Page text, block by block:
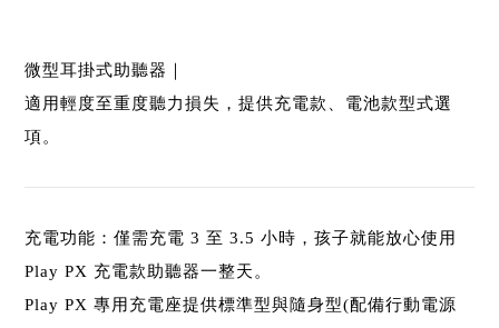
微型耳掛式助聽器｜
適用輕度至重度聽力損失，提供充電款、電池款型式選
項。
充電功能：僅需充電 3 至 3.5 小時，孩子就能放心使用
Play PX 充電款助聽器一整天。
Play PX 專用充電座提供標準型與隨身型(配備行動電源